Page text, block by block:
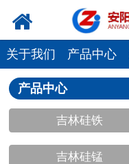
关于我们 产品中心
产品中心
吉林硅铁
吉林硅锰